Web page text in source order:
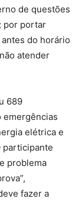
de questões
por portar
do horário
atender
689
emergências
elétrica e
participante
problema
fazer a